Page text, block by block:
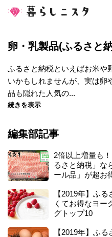
卵・乳製品(ふるさと
ふるさと納税といえばお米や
いかもしれませんが、実は卵
品も隠れた人気の...
続きを表示
編集部記事
2倍以上増量も
るさと納税」な
ール品」が超お
【2019年】ふ
くてお得なヨー
グトップ10
【2019年】ふ